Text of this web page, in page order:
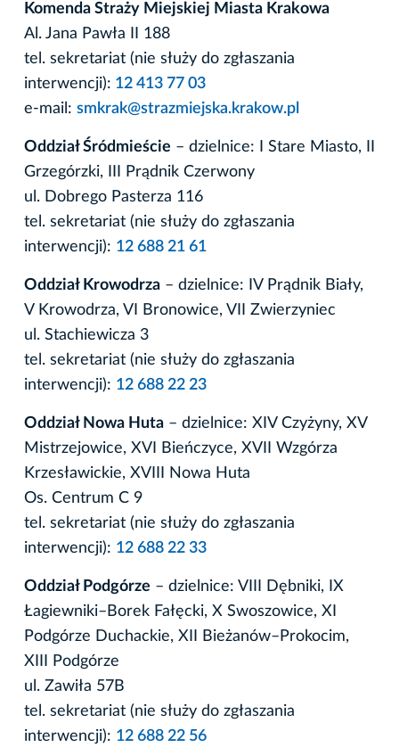
Komenda Straży Miejskiej Miasta Krakowa
Al. Jana Pawła II 188
tel. sekretariat (nie służy do zgłaszania
interwencji): 12 413 77 03
e-mail: smkrak@strazmiejska.krakow.pl
Oddział Śródmieście – dzielnice: I Stare Miasto, II
Grzegórzki, III Prądnik Czerwony
ul. Dobrego Pasterza 116
tel. sekretariat (nie służy do zgłaszania
interwencji): 12 688 21 61
Oddział Krowodrza – dzielnice: IV Prądnik Biały,
V Krowodrza, VI Bronowice, VII Zwierzyniec
ul. Stachiewicza 3
tel. sekretariat (nie służy do zgłaszania
interwencji): 12 688 22 23
Oddział Nowa Huta – dzielnice: XIV Czyżyny, XV
Mistrzejowice, XVI Bieńczyce, XVII Wzgórza
Krzesławickie, XVIII Nowa Huta
Os. Centrum C 9
tel. sekretariat (nie służy do zgłaszania
interwencji): 12 688 22 33
Oddział Podgórze – dzielnice: VIII Dębniki, IX
Łagiewniki–Borek Fałęcki, X Swoszowice, XI
Podgórze Duchackie, XII Bieżanów–Prokocim,
XIII Podgórze
ul. Zawiła 57B
tel. sekretariat (nie służy do zgłaszania
interwencji): 12 688 22 56